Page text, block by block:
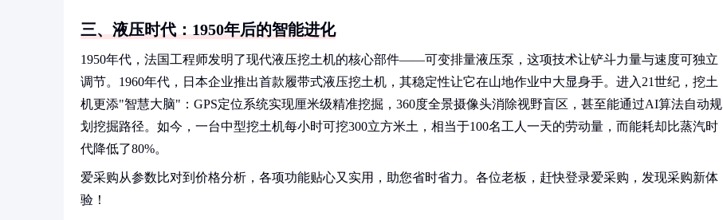
三、液压时代：1950年后的智能进化
1950年代，法国工程师发明了现代液压挖土机的核心部件——可变排量液压泵，这项技术让铲斗力量与速度可独立
调节。1960年代，日本企业推出首款履带式液压挖土机，其稳定性让它在山地作业中大显身手。进入21世纪，挖土
机更添"智慧大脑"：GPS定位系统实现厘米级精准挖掘，360度全景摄像头消除视野盲区，甚至能通过AI算法自动规
划挖掘路径。如今，一台中型挖土机每小时可挖300立方米土，相当于100名工人一天的劳动量，而能耗却比蒸汽时
代降低了80%。
爱采购从参数比对到价格分析，各项功能贴心又实用，助您省时省力。各位老板，赶快登录爱采购，发现采购新体
验！